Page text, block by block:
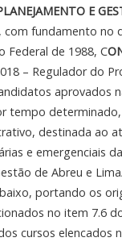
E
com fundamento no
Federal de 1988, C
– Regulador do
aprovados
tempo
destinada ao
e emergenciais
de Abreu e
portando os
no item 7.6
cursos elencados